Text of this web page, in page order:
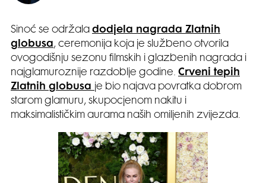
Sinoć se održala dodjela nagrada Zlatnih
globusa, ceremonija koja je službeno otvorila
ovogodišnju sezonu filmskih i glazbenih nagrada i
najglamuroznije razdoblje godine. Crveni tepih
Zlatnih globusa je bio najava povratka dobrom
starom glamuru, skupocjenom nakitu i
maksimalističkim aurama naših omiljenih zvijezda.